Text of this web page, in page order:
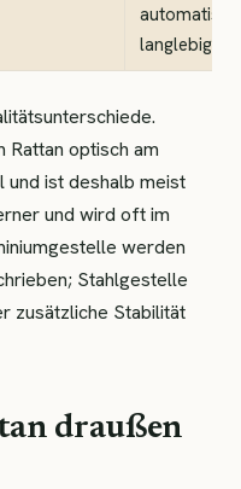
automatisch
langlebig
Rattan optisch am
und ist deshalb meist
und wird oft im
werden
Stahlgestelle
zusätzliche Stabilität
draußen